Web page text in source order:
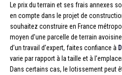
Le prix du terrain et ses frais annexes
en compte dans le projet de
souhaitez construire en France
moyen d’une parcelle de terrain
d’un travail d’expert, faites confiance à
varie par rapport à la taille et à
Dans certains cas, le lotissement peut